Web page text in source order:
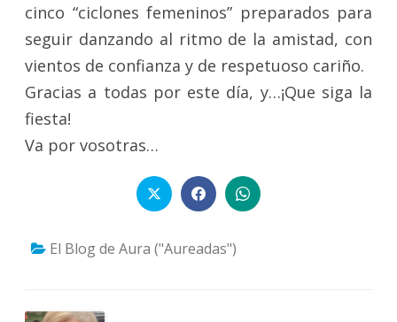
cinco “ciclones femeninos” preparados para
seguir danzando al ritmo de la amistad, con
vientos de confianza y de respetuoso cariño.
Gracias a todas por este día, y…¡Que siga la
fiesta!
Va por vosotras…
El Blog de Aura ("Aureadas")